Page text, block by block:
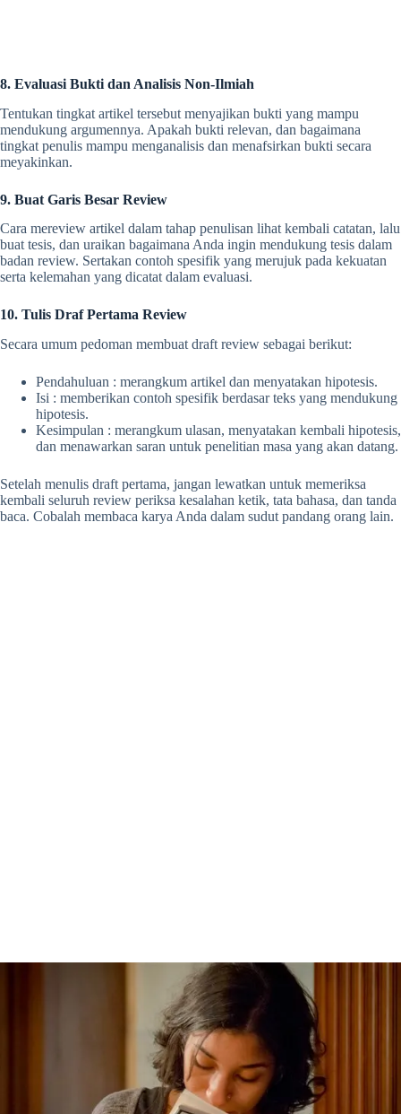
8. Evaluasi Bukti dan Analisis Non-Ilmiah
Tentukan tingkat artikel tersebut menyajikan bukti yang mampu
mendukung argumennya. Apakah bukti relevan, dan bagaimana
tingkat penulis mampu menganalisis dan menafsirkan bukti secara
meyakinkan.
9. Buat Garis Besar Review
Cara mereview artikel dalam tahap penulisan lihat kembali catatan, lalu
buat tesis, dan uraikan bagaimana Anda ingin mendukung tesis dalam
badan review. Sertakan contoh spesifik yang merujuk pada kekuatan
serta kelemahan yang dicatat dalam evaluasi.
10. Tulis Draf Pertama Review
Secara umum pedoman membuat draft review sebagai berikut:
Pendahuluan : merangkum artikel dan menyatakan hipotesis.
Isi : memberikan contoh spesifik berdasar teks yang mendukung
hipotesis.
Kesimpulan : merangkum ulasan, menyatakan kembali hipotesis,
dan menawarkan saran untuk penelitian masa yang akan datang.
Setelah menulis draft pertama, jangan lewatkan untuk memeriksa
kembali seluruh review periksa kesalahan ketik, tata bahasa, dan tanda
baca. Cobalah membaca karya Anda dalam sudut pandang orang lain.